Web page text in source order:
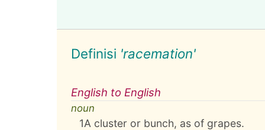
Definisi 'racemation'
English to English
noun
1A cluster or bunch, as of grapes.